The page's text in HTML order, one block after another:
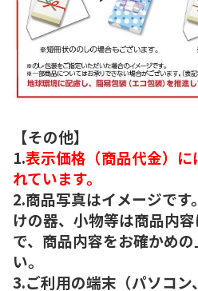
【その他】
1.表示価格（商品代金）
れています。
2.商品写真はイメージで
けの器、小物等は商品内
で、商品内容をお確かめ
い。
3.ご利用の端末（パソコン